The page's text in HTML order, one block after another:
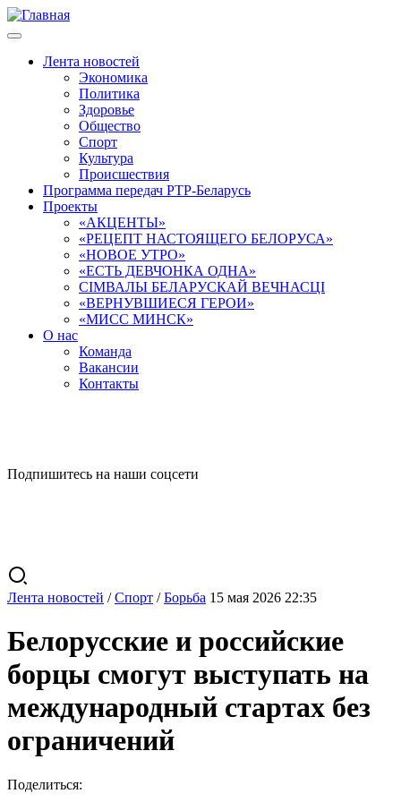
Перейти
к
содержанию
Лента новостей
Экономика
Политика
Здоровье
Общество
Спорт
Культура
Происшествия
Программа передач РТР-Беларусь
Проекты
«АКЦЕНТЫ»
«РЕЦЕПТ НАСTОЯЩЕГО БЕЛОРУСА»
«НОВОЕ УТРО»
«ЕСТЬ ДЕВЧОНКА ОДНА»
СІМВАЛЫ БЕЛАРУСКАЙ ВЕЧНАСЦІ
«ВЕРНУВШИЕСЯ ГЕРОИ»
«МИСС МИНСК»
О нас
Команда
Вакансии
Контакты
Подпишитесь на наши соцсети
Лента новостей /Спорт /Борьба 15 мая 2026 22:35
Белорусские и российские
борцы смогут выступать на
международный стартах без
ограничений
Поделиться: